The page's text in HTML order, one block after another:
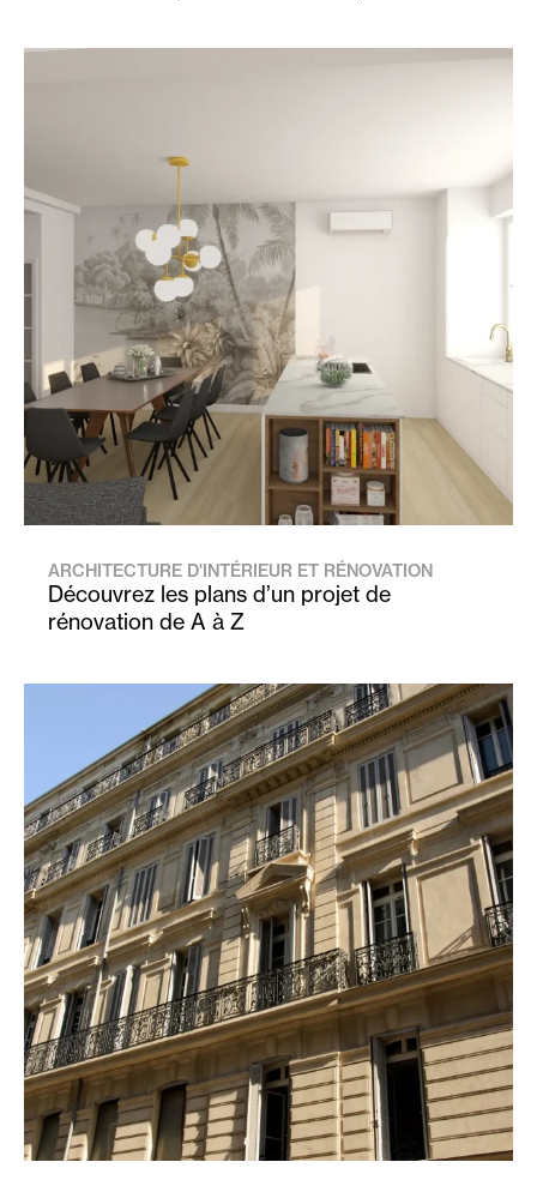
ARCHITECTURE D'INTÉRIEUR ET RÉNOVATION
Découvrez les plans d’un projet de
rénovation de A à Z